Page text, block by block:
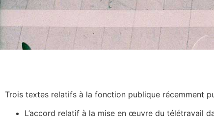
Trois textes relatifs à la fonction publique récemment
L’accord relatif à la mise en œuvre du télétravail